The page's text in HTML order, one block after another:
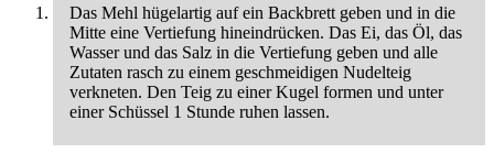
Das Mehl hügelartig auf ein Backbrett geben und in die
Mitte eine Vertiefung hineindrücken. Das Ei, das Öl, das
Wasser und das Salz in die Vertiefung geben und alle
Zutaten rasch zu einem geschmeidigen Nudelteig
verkneten. Den Teig zu einer Kugel formen und unter
einer Schüssel 1 Stunde ruhen lassen.